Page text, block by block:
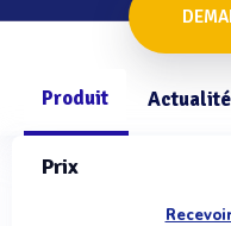
Produit
Prix